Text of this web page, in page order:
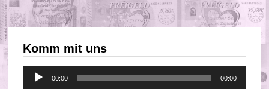
Komm mit uns
Audio-
Player
00:00 00:00